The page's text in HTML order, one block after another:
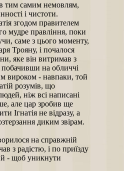
тим самим немовлям,
і чистоти.
згодом правителем
мудре правління, поки
саме з цього моменту,
Трояну, і почалося
яке він витримав з
на обличчі
вироком - навпаки, той
розумів, що
ніж всі написані
але цар зробив ще
Ігнатія не відразу, а
диким звірам.
на справжній
з радістю, і по приїзду
- щоб уникнути